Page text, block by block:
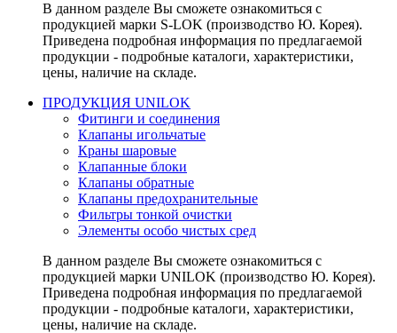
В данном разделе Вы сможете ознакомиться с
продукцией марки S-LOK (производство Ю. Корея).
Приведена подробная информация по предлагаемой
продукции - подробные каталоги, характеристики,
цены, наличие на складе.
ПРОДУКЦИЯ UNILOK
Фитинги и соединения
Клапаны игольчатые
Краны шаровые
Клапанные блоки
Клапаны обратные
Клапаны предохранительные
Фильтры тонкой очистки
Элементы особо чистых сред
В данном разделе Вы сможете ознакомиться с
продукцией марки UNILOK (производство Ю. Корея).
Приведена подробная информация по предлагаемой
продукции - подробные каталоги, характеристики,
цены, наличие на складе.